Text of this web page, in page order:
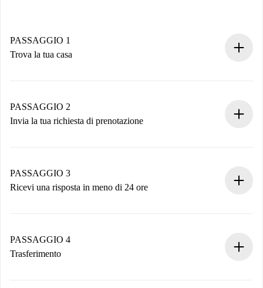
PASSAGGIO 1
Trova la tua casa
Hai tutte le informazioni necessarie in anticipo.
PASSAGGIO 2
Invia la tua richiesta di prenotazione
non accetta.
PASSAGGIO 3
Ricevi una risposta in meno di 24 ore
contatto con il proprietario.
Se rifiutata: non ti addebiteremo nulla e ti proporremo
PASSAGGIO 4
Trasferimento